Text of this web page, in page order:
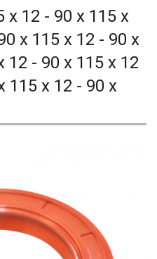
x 12 - 90 x 115 x
x 115 x 12 - 90 x
12 - 90 x 115 x 12
115 x 12 - 90 x